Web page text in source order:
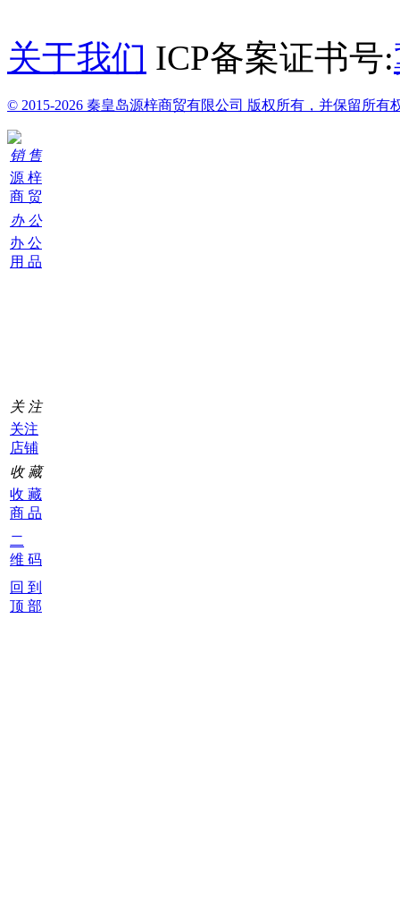
关于我们 ICP备案证书号:
© 2015-2026 秦皇岛源梓商贸有限公司 版权所有，并保留所有
销 售
源 梓
商 贸
办 公
办 公
用 品
关 注
关注
店铺
收 藏
收 藏
商 品
二
维 码
回 到
顶 部